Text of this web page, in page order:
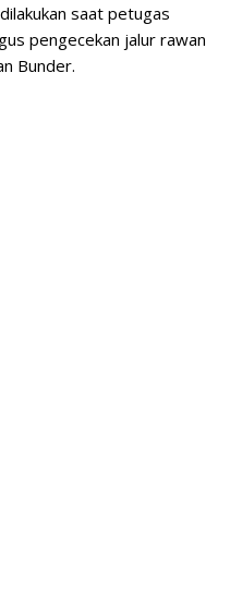
saat petugas
pengecekan jalur rawan
Bunder.